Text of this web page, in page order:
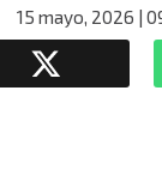
15 mayo, 2026 |